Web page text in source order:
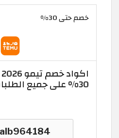
خصم حتى 30%
30% على جميع الطلبات